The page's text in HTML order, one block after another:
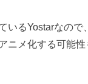
いるYostarなので
ニメ化する可能性